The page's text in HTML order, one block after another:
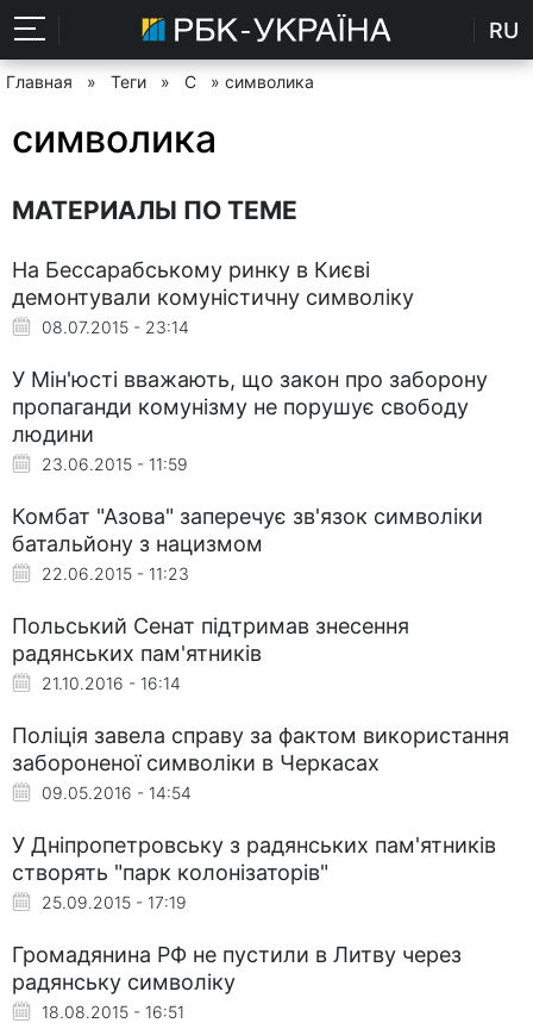
RU
Главная » Теги » С » символика
символика
МАТЕРИАЛЫ ПО ТЕМЕ
На Бессарабському ринку в Києві
демонтували комуністичну символіку
08.07.2015 - 23:14
У Мін'юсті вважають, що закон про заборону
пропаганди комунізму не порушує свободу
людини
23.06.2015 - 11:59
Комбат "Азова" заперечує зв'язок символіки
батальйону з нацизмом
22.06.2015 - 11:23
Польський Сенат підтримав знесення
радянських пам'ятників
21.10.2016 - 16:14
Поліція завела справу за фактом використання
забороненої символіки в Черкасах
09.05.2016 - 14:54
У Дніпропетровську з радянських пам'ятників
створять "парк колонізаторів"
25.09.2015 - 17:19
Громадянина РФ не пустили в Литву через
радянську символіку
18.08.2015 - 16:51